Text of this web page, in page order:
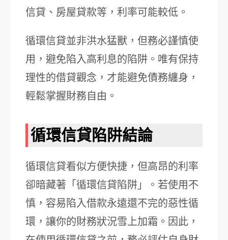
信貸、房屋貸款等，利率可能較低。
循環信貸並非洪水猛獸，但務必謹慎使
用，避免陷入高利息的陷阱。唯有保持
理性的借貸觀念，才能避免債務纏身，
輕鬆掌握財務自由。
循環信貸陷阱結論
循環信貸看似方便快捷，但高昂的利率
卻暗藏著「循環信貸陷阱」。若使用不
慎，容易陷入借款永遠還不完的惡性循
環，讓你的財務狀況雪上加霜。因此，